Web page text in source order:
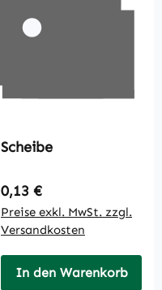
Scheibe
Regulärer Preis:
0,13 €
Preise exkl. MwSt. zzgl.
Versandkosten
In den Warenkorb